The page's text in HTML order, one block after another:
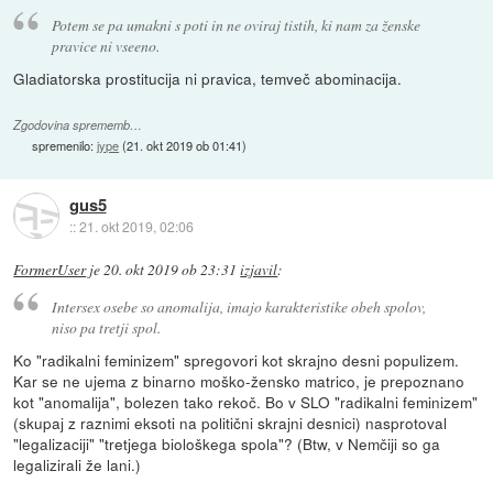
Potem se pa umakni s poti in ne oviraj tistih, ki nam za ženske
pravice ni vseeno.
Gladiatorska prostitucija ni pravica, temveč abominacija.
Zgodovina sprememb…
spremenilo:jype(21. okt 2019 ob 01:41)
gus5
::21. okt 2019, 02:06
FormerUserje20. okt 2019 ob 23:31 izjavil:
Intersex osebe so anomalija, imajo karakteristike obeh spolov,
niso pa tretji spol.
Ko "radikalni feminizem" spregovori kot skrajno desni populizem.
Kar se ne ujema z binarno moško-žensko matrico, je prepoznano
kot "anomalija", bolezen tako rekoč. Bo v SLO "radikalni feminizem"
(skupaj z raznimi eksoti na politični skrajni desnici) nasprotoval
"legalizaciji" "tretjega biološkega spola"? (Btw, v Nemčiji so ga
legalizirali že lani.)